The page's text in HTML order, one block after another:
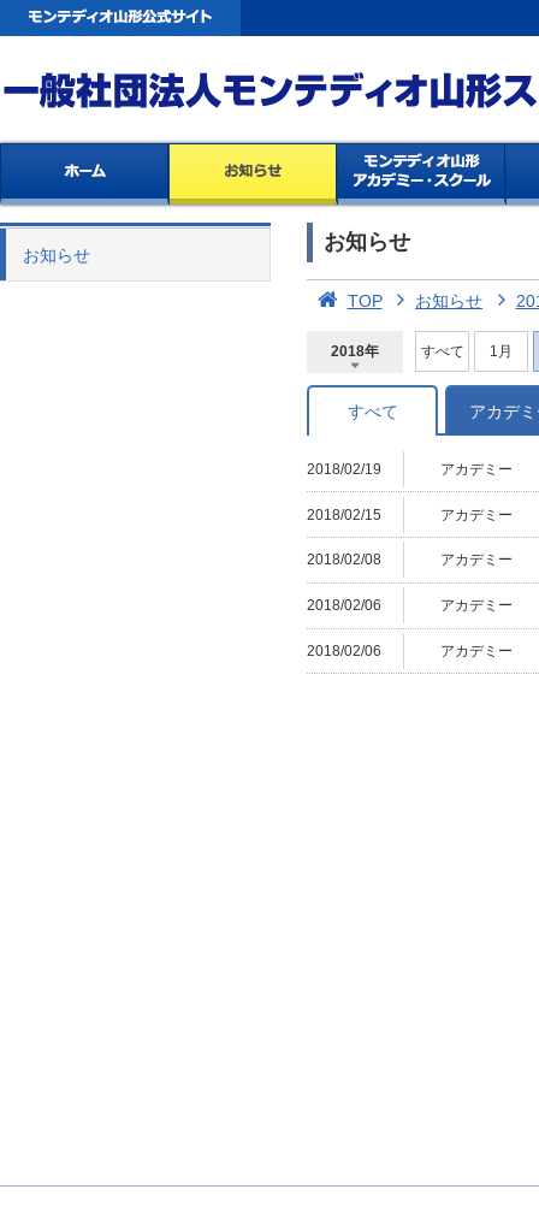
お知らせ
お知らせ
TOP お知らせ
2018年
2026年
2025年
2024年
2023年
2022年
2021年
2020年
2019年
2018年
2017年
2016年
2015年
2014年
すべて 1月
すべて アカデ
2018/02/19 アカデミー
2018/02/15 アカデミー
2018/02/08 アカデミー
2018/02/06 アカデミー
2018/02/06 アカデミー